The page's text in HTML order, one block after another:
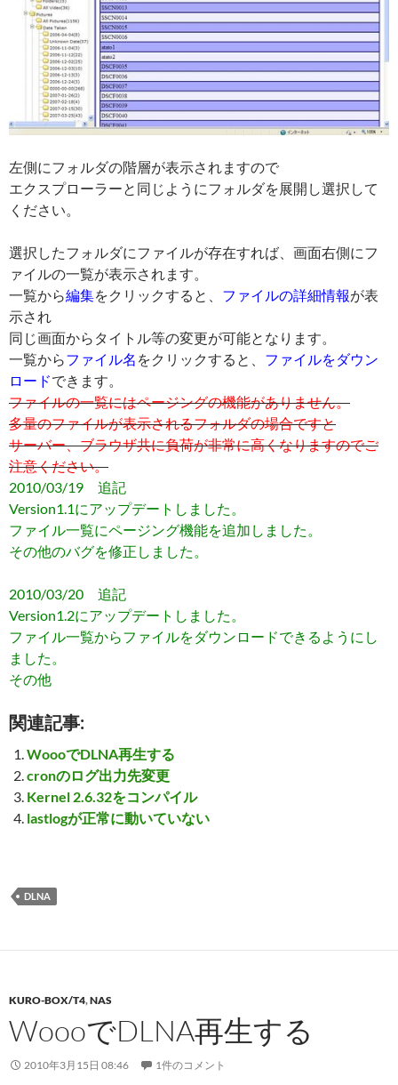
左側にフォルダの階層が表示されますので
エクスプローラーと同じようにフォルダを展開し選択して
ください。
選択したフォルダにファイルが存在すれば、画面右側にフ
ァイルの一覧が表示されます。
一覧から編集をクリックすると、 ファイルの詳細情報が表
示され
同じ画面からタイトル等の変更が可能となります。
一覧からファイル名 をクリックすると、 ファイルをダウン
ロードできます。
ファイルの一覧にはページングの機能がありません。
多量のファイルが表示されるフォルダの場合ですと
サーバー、ブラウザ共に負荷が非常に高くなりますのでご
注意ください。
2010/03/19 追記
Version1.1にアップデートしました。
ファイル一覧にページング機能を追加しました。
その他のバグを修正しました。
2010/03/20 追記
Version1.2にアップデートしました。
ファイル一覧からファイルをダウンロードできるようにし
ました。
その他
関連記事:
WoooでDLNA再生する
cronのログ出力先変更
Kernel 2.6.32をコンパイル
lastlogが正常に動いていない
DLNA
KURO-BOX/T4,NAS
WoooでDLNA再生する
2010年3月15日 08:46 1件のコメント